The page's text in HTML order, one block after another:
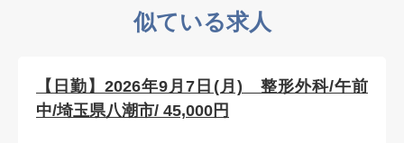
似ている求人
【日勤】2026年9月7日(月) 整形外科/午前
中/埼玉県八潮市/ 45,000円